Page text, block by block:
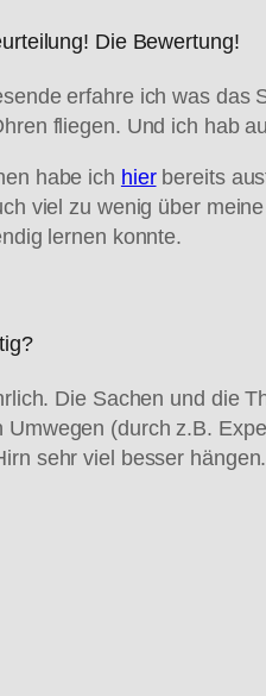
Die Bewertung!
erfahre ich was das
fliegen. Und ich hab
habe ich hierbereits
viel zu wenig über
lernen konnte.
Die Sachen und die
Umwegen (durch z.B.
sehr viel besser hängen.